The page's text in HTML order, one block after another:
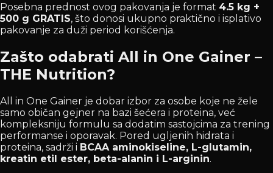
Posebna prednost ovog pakovanja je format 4.5 kg +
500 g GRATIS, što donosi ukupno praktično i isplativo
pakovanje za duži period korišćenja.
Zašto odabrati All in One Gainer –
THE Nutrition?
All in One Gainer je dobar izbor za osobe koje ne žele
samo običan gejner na bazi šećera i proteina, već
kompleksniju formulu sa dodatim sastojcima za trening
performanse i oporavak. Pored ugljenih hidrata i
proteina, sadrži i BCAA aminokiseline, L-glutamin,
kreatin etil ester, beta-alanin i L-arginin.